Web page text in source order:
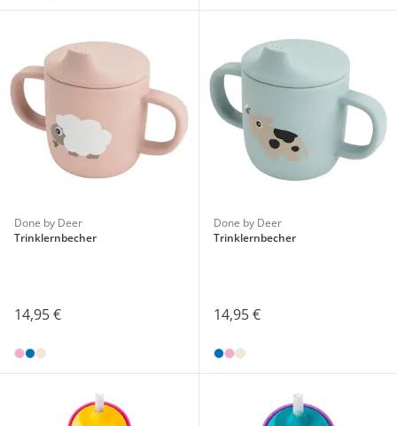
Done by Deer
Trinklernbecher
14,95 €
Done by Deer
Trinklernbecher
14,95 €